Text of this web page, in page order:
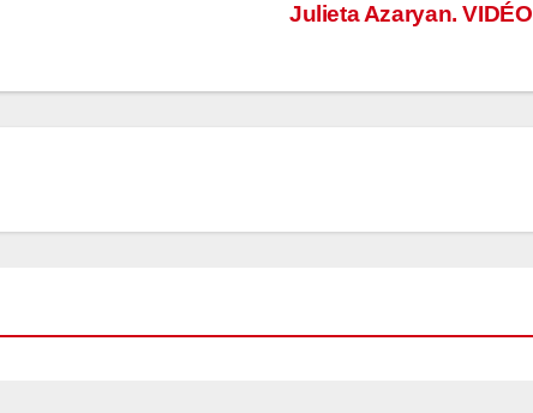
Julieta Azaryan. VIDÉO